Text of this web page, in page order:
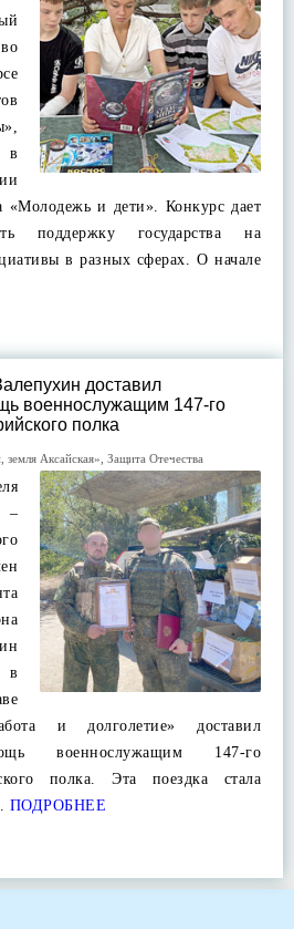
в
«Молодежь и дети». Конкурс дает
поддержку государства на
в разных сферах. О начале
доставил
военнослужащим 147-го
полка
земля Аксайская» Защита Отечества
–
в
и долголетие» доставил
военнослужащим 147-го
полка. Эта поездка стала
ПОДРОБНЕЕ